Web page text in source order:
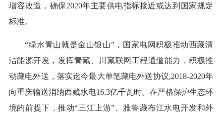
增容改造，确保2020年主要供电指标接近或达到国家规定
标准。
“绿水青山就是金山银山”，国家电网积极推动西藏清
洁能源开发，发挥青藏、川藏联网工程通道能力，积极推
动藏电外送，落实迄今最大单笔藏电外送协议,2018-2020年
向重庆输送消纳西藏水电16.3亿千瓦时。在严格保护生态环
境的前提下，推动“三江上游”、雅鲁藏布江水电开发和外